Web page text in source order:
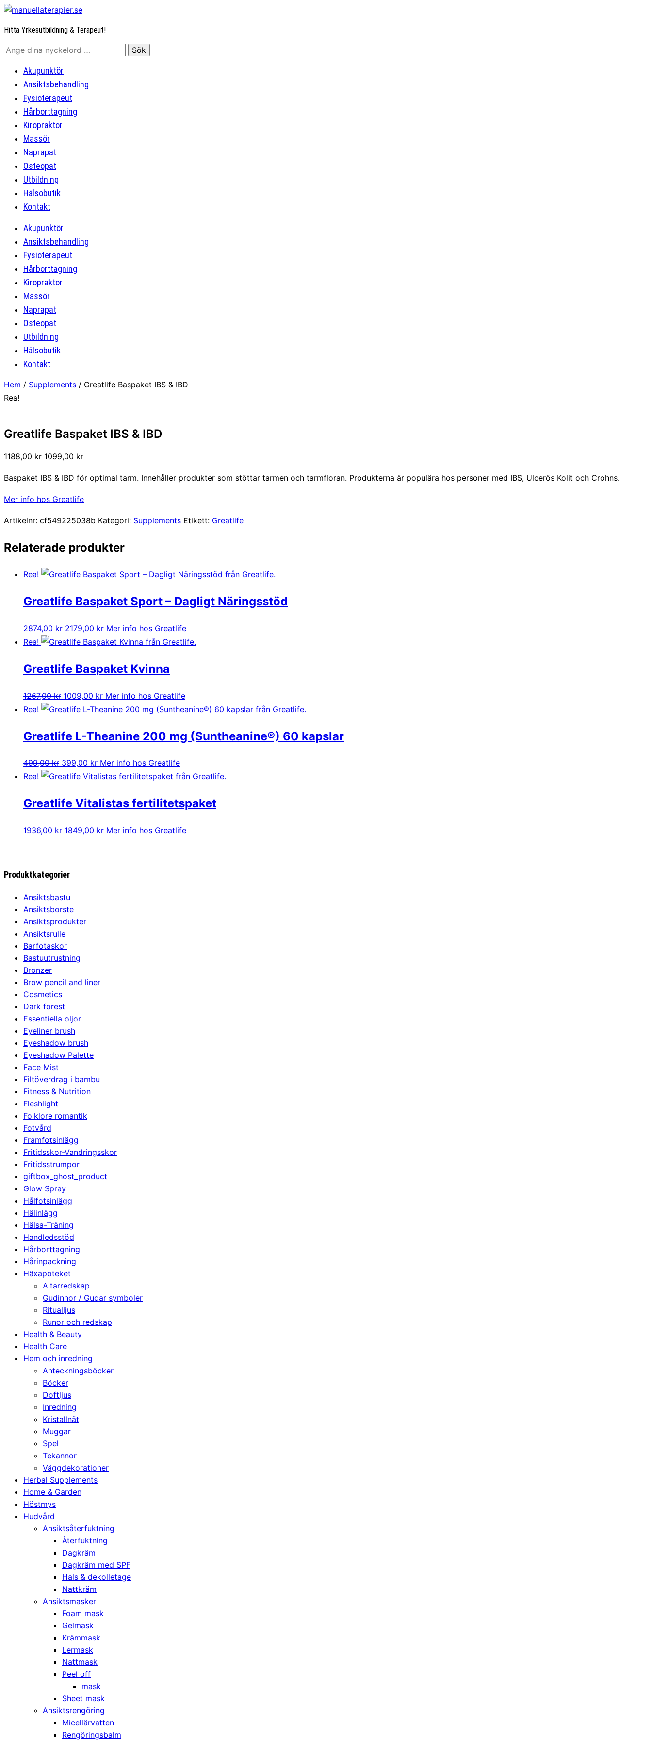
Hitta Yrkesutbildning & Terapeut!
Akupunktör
Ansiktsbehandling
Fysioterapeut
Hårborttagning
Kiropraktor
Massör
Naprapat
Osteopat
Utbildning
Hälsobutik
Kontakt
Akupunktör
Ansiktsbehandling
Fysioterapeut
Hårborttagning
Kiropraktor
Massör
Naprapat
Osteopat
Utbildning
Hälsobutik
Kontakt
Hem / Supplements / Greatlife Baspaket IBS & IBD
Rea!
Greatlife Baspaket IBS & IBD
1188,00kr Det
priset
var:
1099,00 krDet
priset
är:
Baspaket IBS & IBD för optimal tarm. Innehåller produkter som stöttar tarmen och tarmfloran. Produkterna är populära hos personer med IBS, Ulcerös Kolit och Crohns.
Mer info hos Greatlife
Artikelnr: cf549225038b Kategori: Supplements Etikett: Greatlife
Relaterade produkter
Rea!
Greatlife Baspaket Sport – Dagligt Näringsstöd
2874,00kr Det
ursprungliga
var:
2179,00 krDet
nuvarande
är:
Mer info hos Greatlife
Rea!
Greatlife Baspaket Kvinna
1267,00kr Det
ursprungliga
var:
1009,00 krDet
nuvarande
är:
Mer info hos Greatlife
Rea!
Greatlife L-Theanine 200 mg (Suntheanine®) 60 kapslar
499,00kr Det
ursprungliga
var:
399,00 krDet
nuvarande
är:
Mer info hos Greatlife
Rea!
Greatlife Vitalistas fertilitetspaket
1936,00kr Det
var:
1849,00 krDet
Mer info hos Greatlife
Produktkategorier
Ansiktsbastu
Ansiktsborste
Ansiktsprodukter
Ansiktsrulle
Barfotaskor
Bastuutrustning
Bronzer
Brow pencil and liner
Cosmetics
Dark forest
Essentiella oljor
Eyeliner brush
Eyeshadow brush
Eyeshadow Palette
Face Mist
Filtöverdrag i bambu
Fitness & Nutrition
Fleshlight
Folklore romantik
Fotvård
Framfotsinlägg
Fritidsskor-Vandringsskor
Fritidsstrumpor
giftbox_ghost_product
Glow Spray
Hålfotsinlägg
Hälinlägg
Hälsa-Träning
Handledsstöd
Hårborttagning
Hårinpackning
Häxapoteket
Altarredskap
Gudinnor / Gudar symboler
Ritualljus
Runor och redskap
Health & Beauty
Health Care
Hem och inredning
Anteckningsböcker
Böcker
Doftljus
Inredning
Kristallnät
Muggar
Spel
Tekannor
Väggdekorationer
Herbal Supplements
Home & Garden
Höstmys
Hudvård
Ansiktsåterfuktning
Återfuktning
Dagkräm
Dagkräm med SPF
Hals & dekolletage
Nattkräm
Ansiktsmasker
Foam mask
Gelmask
Krämmask
Lermask
Nattmask
Peel off
mask
Sheet mask
Ansiktsrengöring
Micellärvatten
Rengöringsbalm